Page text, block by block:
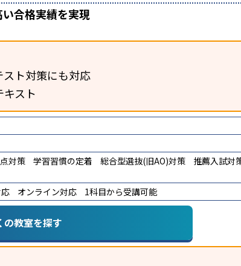
合格実績を実現
ト対策にも対応
スト
対策 学習習慣の定着 総合型選抜(旧AO)対策 推薦入試対
オンライン対応 1科目から受講可能
の教室を探す